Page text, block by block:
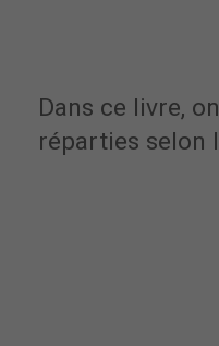
Dans ce livre,
réparties selon